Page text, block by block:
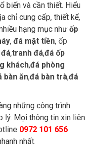
biến và cần thiết. Hiểu
chỉ cung cấp, thiết kế,
hạng mục như ốp
, đá mặt tiền, ốp
,tranh đá,đá ốp
khách,đá phòng
bàn ăn,đá bàn trà,đá
những công trình
lý. Mọi thông tin xin liên
0972 101 656
nhất.